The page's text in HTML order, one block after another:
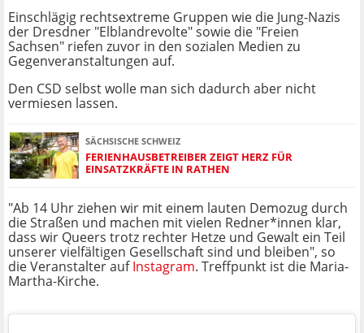
Einschlägig rechtsextreme Gruppen wie die Jung-Nazis
der Dresdner "Elblandrevolte" sowie die "Freien
Sachsen" riefen zuvor in den sozialen Medien zu
Gegenveranstaltungen auf.
Den CSD selbst wolle man sich dadurch aber nicht
vermiesen lassen.
SÄCHSISCHE SCHWEIZ
FERIENHAUSBETREIBER ZEIGT HERZ FÜR
EINSATZKRÄFTE IN RATHEN
"Ab 14 Uhr ziehen wir mit einem lauten Demozug durch
die Straßen und machen mit vielen Redner*innen klar,
dass wir Queers trotz rechter Hetze und Gewalt ein Teil
unserer vielfältigen Gesellschaft sind und bleiben", so
die Veranstalter aufInstagram. Treffpunkt ist die Maria-
Martha-Kirche.